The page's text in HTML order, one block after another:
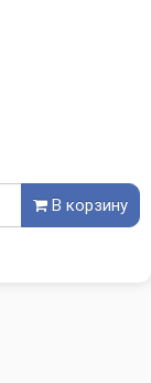
В корзину